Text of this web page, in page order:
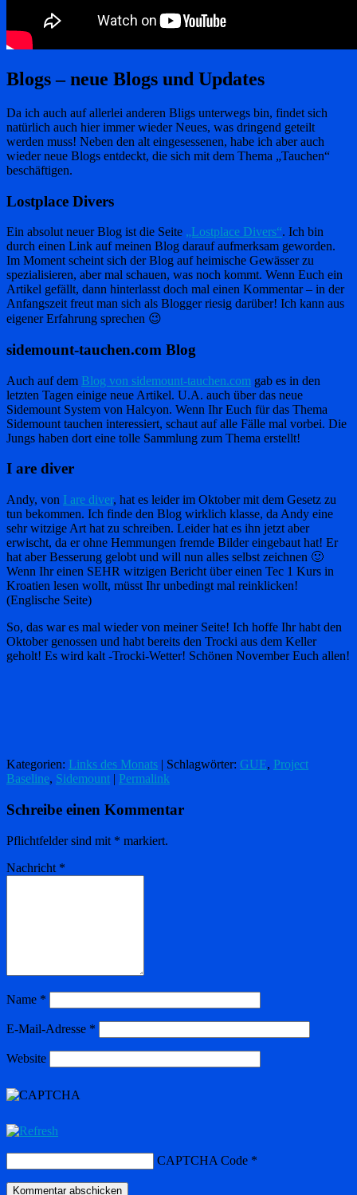
Blogs – neue Blogs und Updates
Da ich auch auf allerlei anderen Bligs unterwegs bin, findet sich
natürlich auch hier immer wieder Neues, was dringend geteilt
werden muss! Neben den alt eingesessenen, habe ich aber auch
wieder neue Blogs entdeckt, die sich mit dem Thema „Tauchen“
beschäftigen.
Lostplace Divers
Ein absolut neuer Blog ist die Seite „Lostplace Divers“. Ich bin
durch einen Link auf meinen Blog darauf aufmerksam geworden.
Im Moment scheint sich der Blog auf heimische Gewässer zu
spezialisieren, aber mal schauen, was noch kommt. Wenn Euch ein
Artikel gefällt, dann hinterlasst doch mal einen Kommentar – in der
Anfangszeit freut man sich als Blogger riesig darüber! Ich kann aus
eigener Erfahrung sprechen 😉
sidemount-tauchen.com Blog
Auch auf dem Blog von sidemount-tauchen.com gab es in den
letzten Tagen einige neue Artikel. U.A. auch über das neue
Sidemount System von Halcyon. Wenn Ihr Euch für das Thema
Sidemount tauchen interessiert, schaut auf alle Fälle mal vorbei. Die
Jungs haben dort eine tolle Sammlung zum Thema erstellt!
I are diver
Andy, von I are diver, hat es leider im Oktober mit dem Gesetz zu
tun bekommen. Ich finde den Blog wirklich klasse, da Andy eine
sehr witzige Art hat zu schreiben. Leider hat es ihn jetzt aber
erwischt, da er ohne Hemmungen fremde Bilder eingebaut hat! Er
hat aber Besserung gelobt und will nun alles selbst zeichnen 🙂
Wenn Ihr einen SEHR witzigen Bericht über einen Tec 1 Kurs in
Kroatien lesen wollt, müsst Ihr unbedingt mal reinklicken!
(Englische Seite)
So, das war es mal wieder von meiner Seite! Ich hoffe Ihr habt den
Oktober genossen und habt bereits den Trocki aus dem Keller
geholt! Es wird kalt -Trocki-Wetter! Schönen November Euch allen!
Kategorien: Links des Monats | Schlagwörter: GUE, Project
Baseline, Sidemount | Permalink
Schreibe einen Kommentar
Pflichtfelder sind mit * markiert.
Nachricht *
Name *
E-Mail-Adresse *
Website
CAPTCHA Code *